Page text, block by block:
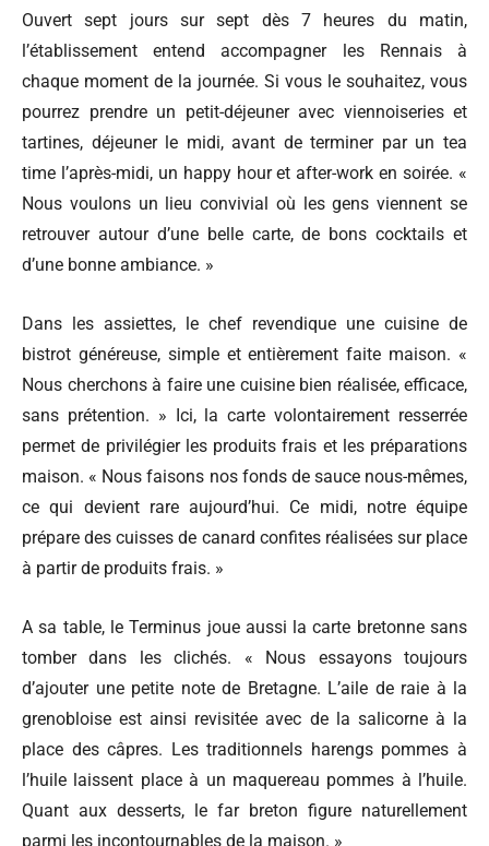
Ouvert sept jours sur sept dès 7 heures du matin,
l’établissement entend accompagner les Rennais à
chaque moment de la journée. Si vous le souhaitez, vous
pourrez prendre un petit-déjeuner avec viennoiseries et
tartines, déjeuner le midi, avant de terminer par un tea
time l’après-midi, un happy hour et after-work en soirée. «
Nous voulons un lieu convivial où les gens viennent se
retrouver autour d’une belle carte, de bons cocktails et
d’une bonne ambiance. »
Dans les assiettes, le chef revendique une cuisine de
bistrot généreuse, simple et entièrement faite maison. «
Nous cherchons à faire une cuisine bien réalisée, efficace,
sans prétention. » Ici, la carte volontairement resserrée
permet de privilégier les produits frais et les préparations
maison. « Nous faisons nos fonds de sauce nous-mêmes,
ce qui devient rare aujourd’hui. Ce midi, notre équipe
prépare des cuisses de canard confites réalisées sur place
à partir de produits frais. »
A sa table, le Terminus joue aussi la carte bretonne sans
tomber dans les clichés. « Nous essayons toujours
d’ajouter une petite note de Bretagne. L’aile de raie à la
grenobloise est ainsi revisitée avec de la salicorne à la
place des câpres. Les traditionnels harengs pommes à
l’huile laissent place à un maquereau pommes à l’huile.
Quant aux desserts, le far breton figure naturellement
parmi les incontournables de la maison. »